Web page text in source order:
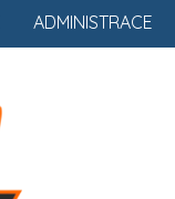
ADMINISTRACE